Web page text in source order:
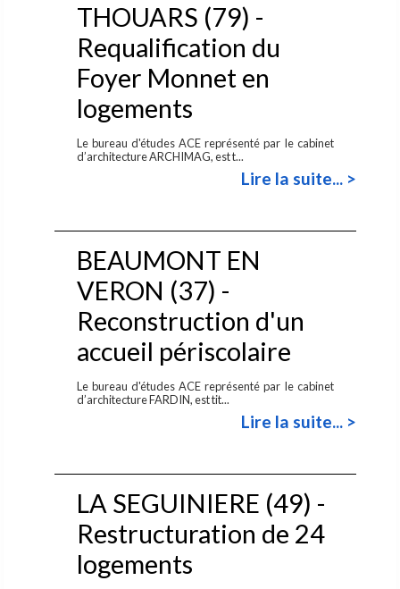
THOUARS (79) -
Requalification du
Foyer Monnet en
logements
Le bureau d'études ACE représenté par le cabinet
d’architecture ARCHIMAG, est t...
Lire la suite... >
BEAUMONT EN
VERON (37) -
Reconstruction d'un
accueil périscolaire
Le bureau d'études ACE représenté par le cabinet
d’architecture FARDIN, est tit...
Lire la suite... >
LA SEGUINIERE (49) -
Restructuration de 24
logements